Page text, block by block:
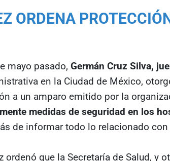
ORDENA
mayo pasado, Germán Cruz Silva,
en la Ciudad de México,
a un amparo emitido por la
medidas de seguridad en los
de informar todo lo relacionado
ordenó que la Secretaría de Salud, y